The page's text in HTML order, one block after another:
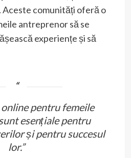
. Aceste comunități oferă o
antreprenor să se
experiențe și să
pentru femeile
esențiale pentru
și pentru succesul
lor.”